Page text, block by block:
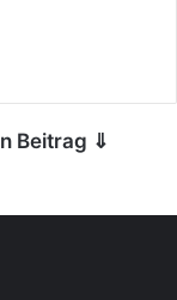
Beitrag ⇓